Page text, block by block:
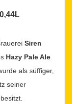
Siren
Hazy Pale Ale
als süffiger,
seiner